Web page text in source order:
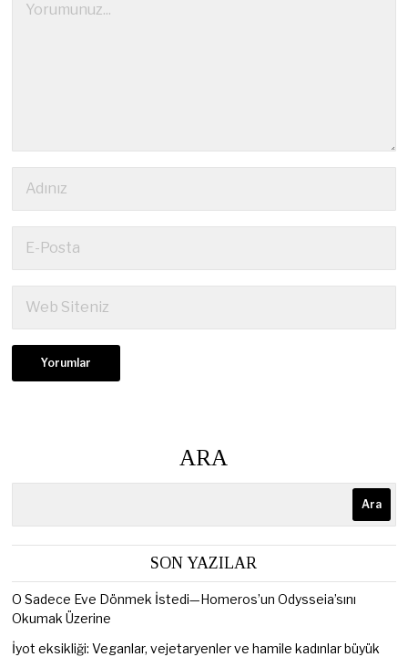
ARA
Ara
SON YAZILAR
O Sadece Eve Dönmek İstedi—Homeros’un Odysseia’sını
Okumak Üzerine
İyot eksikliği: Veganlar, vejetaryenler ve hamile kadınlar büyük